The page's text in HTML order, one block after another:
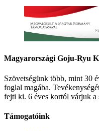
Magyarországi Goju-Ryu
Szövetségünk több, mint 30
foglal magába.
fejti ki. 6 éves kortól várjuk a
Támogatóink